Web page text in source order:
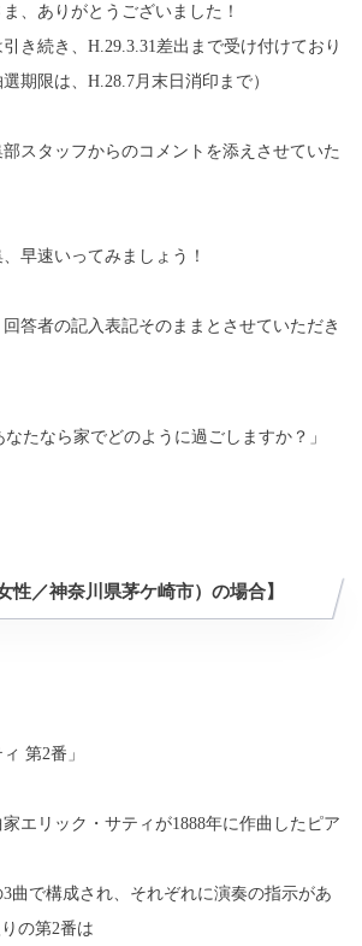
、ありがとうございました！
引き続き、H.29.3.31差出まで受け付けており
期限は、H.28.7月末日消印まで）
スタッフからのコメントを添えさせていた
早速いってみましょう！
答者の記入表記そのままとさせていただき
性／神奈川県茅ケ崎市）の場合】
第2番 」
エリック・サティが1888年に作曲したピア
曲で構成され、それぞれに演奏の指示があ
の第2番は